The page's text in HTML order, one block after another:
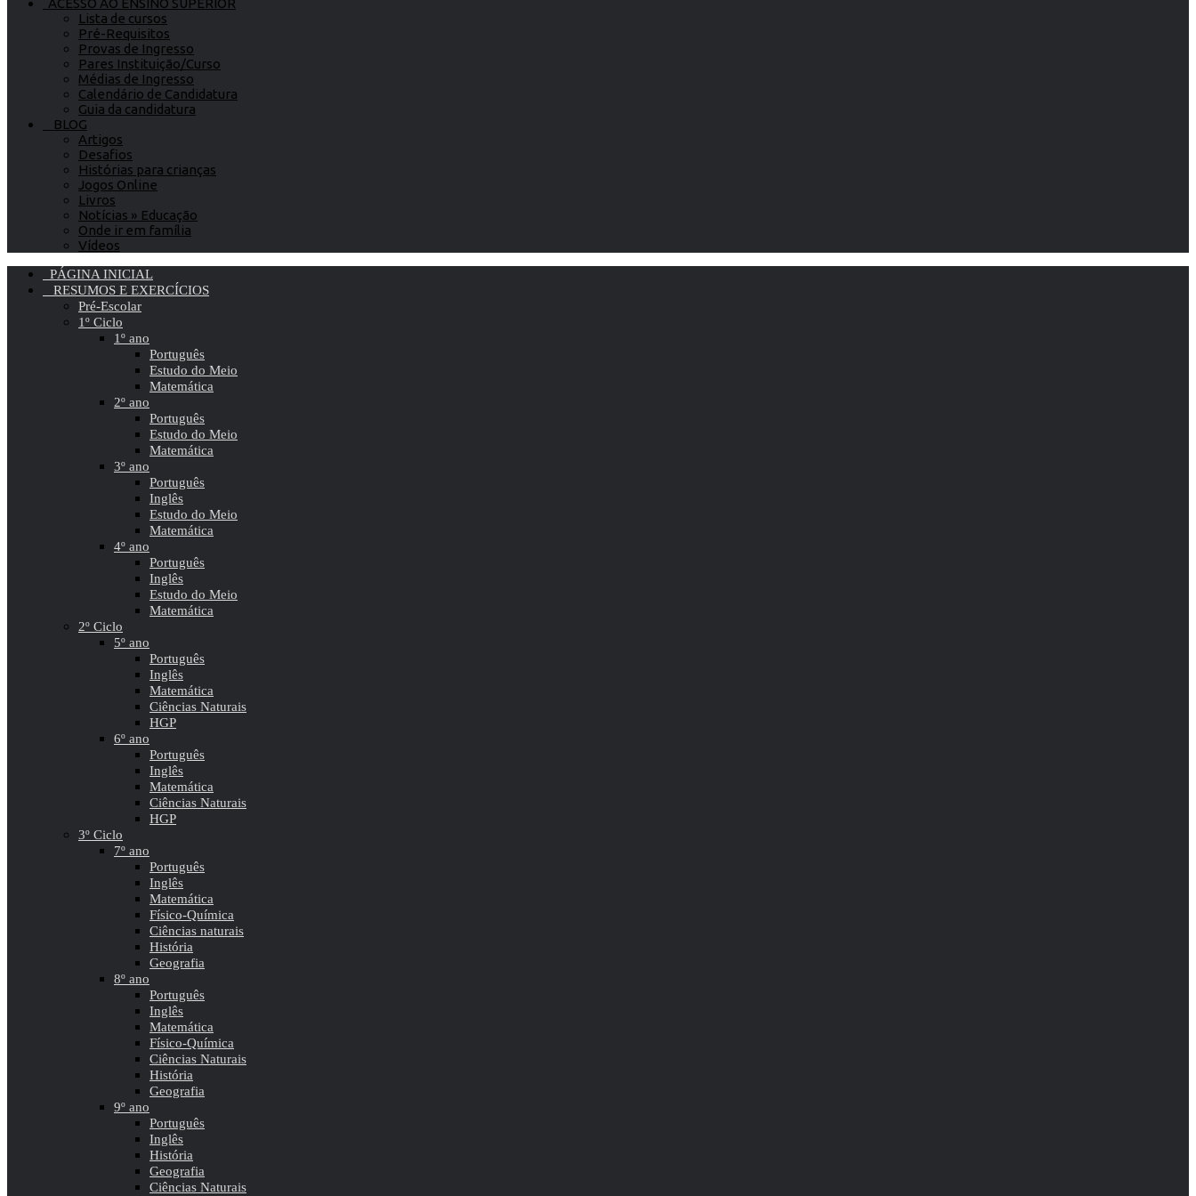
ACESSO AO ENSINO SUPERIOR
Lista de cursos
Pré-Requisitos
Provas de Ingresso
Pares Instituição/Curso
Médias de Ingresso
Calendário de Candidatura
Guia da candidatura
BLOG
Artigos
Desafios
Histórias para crianças
Jogos Online
Livros
Notícias » Educação
Onde ir em família
Vídeos
PÁGINA INICIAL
RESUMOS E EXERCÍCIOS
Pré-Escolar
1º Ciclo
1º ano
Português
Estudo do Meio
Matemática
2º ano
Português
Estudo do Meio
Matemática
3º ano
Português
Inglês
Estudo do Meio
Matemática
4º ano
Português
Inglês
Estudo do Meio
Matemática
2º Ciclo
5º ano
Português
Inglês
Matemática
Ciências Naturais
HGP
6º ano
Português
Inglês
Matemática
Ciências Naturais
HGP
3º Ciclo
7º ano
Português
Inglês
Matemática
Físico-Química
Ciências naturais
História
Geografia
8º ano
Português
Inglês
Matemática
Físico-Química
Ciências Naturais
História
Geografia
9º ano
Português
Inglês
História
Geografia
Ciências Naturais